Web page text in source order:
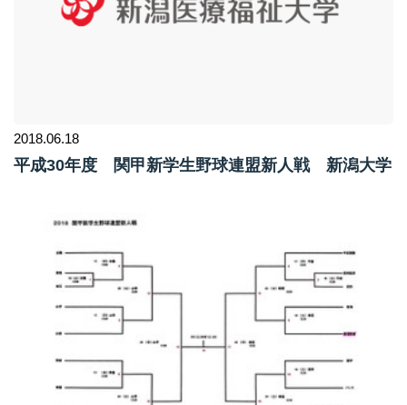
2018.06.18
平成30年度 関甲新学生野球連盟新人戦 新潟大学